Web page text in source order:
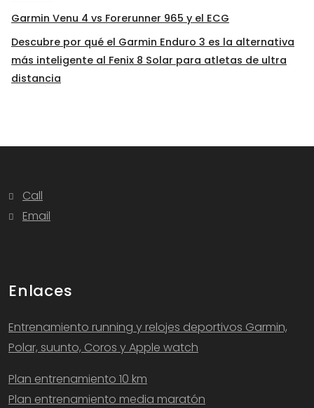
Garmin Venu 4 vs Forerunner 965 y el ECG
Descubre por qué el Garmin Enduro 3 es la alternativa
más inteligente al Fenix 8 Solar para atletas de ultra
distancia
Call
Email
Enlaces
Entrenamiento running y relojes deportivos Garmin,
Polar, suunto, Coros y Apple watch
Plan entrenamiento 10 km
Plan entrenamiento media maratón